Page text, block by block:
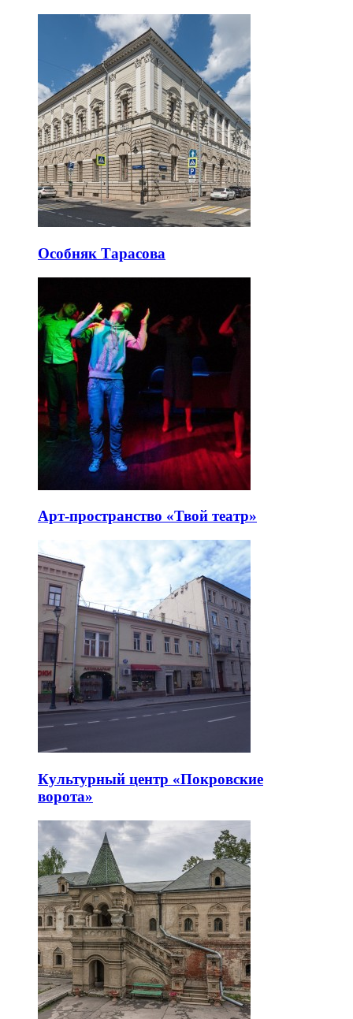
Особняк Тарасова
Арт-пространство «Твой театр»
Культурный центр «Покровские
ворота»